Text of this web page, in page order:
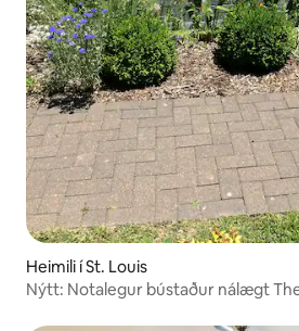
Heimili í St. Louis
Nýtt: Notalegur bústaður nálægt